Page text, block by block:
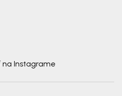
na Instagrame